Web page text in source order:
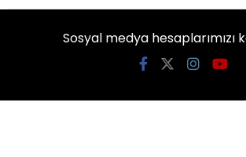
Sosyal medya hesaplarımızı